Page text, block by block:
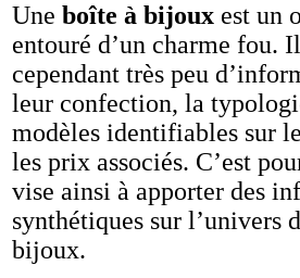
Une boîte à bijoux est un
entouré d’un charme fou.
cependant très peu
leur confection, la
modèles identifiables sur
les prix associés. C’est
vise ainsi à apporter des
synthétiques sur l’univers
bijoux.